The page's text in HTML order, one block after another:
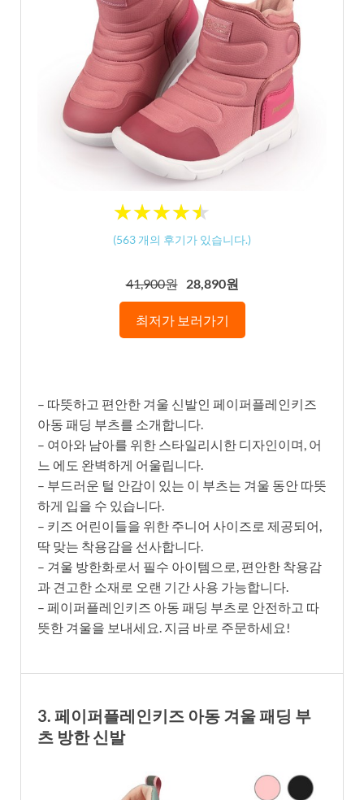
★★★★★
★★★★★
(563 개의 후기가 있습니다.)
41,900원 28,890원
최저가 보러가기
– 따뜻하고 편안한 겨울 신발인 페이퍼플레인키즈
아동 패딩 부츠를 소개합니다.
– 여아와 남아를 위한 스타일리시한 디자인이며, 어
느 에도 완벽하게 어울립니다.
– 부드러운 털 안감이 있는 이 부츠는 겨울 동안 따뜻
하게 입을 수 있습니다.
– 키즈 어린이들을 위한 주니어 사이즈로 제공되어,
딱 맞는 착용감을 선사합니다.
– 겨울 방한화로서 필수 아이템으로, 편안한 착용감
과 견고한 소재로 오랜 기간 사용 가능합니다.
– 페이퍼플레인키즈 아동 패딩 부츠로 안전하고 따
뜻한 겨울을 보내세요. 지금 바로 주문하세요!
3. 페이퍼플레인키즈 아동 겨울 패딩 부
츠 방한 신발